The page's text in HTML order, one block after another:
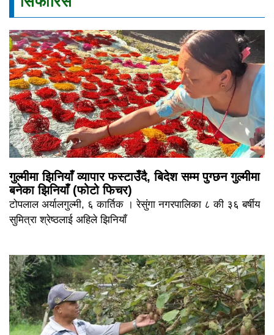
गुल्मीमा झिनियाँ व्यापार फस्टाउँदै, बिदेश सम्म पुग्छन गुल्मीमा
बनेका झिनियाँ (फोटो फिचर)
टोपलाल अर्यालगुल्मी, ६ कार्तिक । रेसुंगा नगरपालिका ८ की ३६ बर्षीय
सुमित्रा श्रेष्ठलाई अहिले झिनियाँ